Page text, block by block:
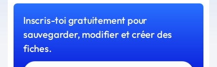
Inscris-toi gratuitement pour
sauvegarder, modifier et créer des
fiches.